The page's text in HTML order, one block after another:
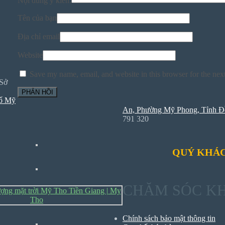
Tên của bạn
Địa chỉ email
Website
Save my name, email, and website in this browser for the
Mỹ
An, Phường Mỹ Phong, Tỉnh
791 320
QUÝ
CHĂM SÓC
Chính sách bảo mật thông tin